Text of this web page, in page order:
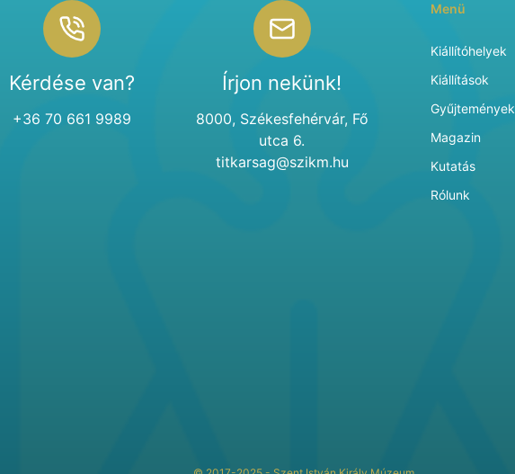
Kérdése van?
+36 70 661 9989
Írjon nekünk!
8000, Székesfehérvár, Fő
utca 6.
titkarsag@szikm.hu
Menü
Kiállítóhelyek
Kiállítások
Gyűjtemények
Magazin
Kutatás
Rólunk